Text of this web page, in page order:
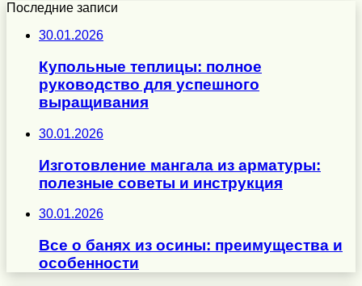
Последние записи
30.01.2026
Купольные теплицы: полное
руководство для успешного
выращивания
30.01.2026
Изготовление мангала из арматуры:
полезные советы и инструкция
30.01.2026
Все о банях из осины: преимущества и
особенности